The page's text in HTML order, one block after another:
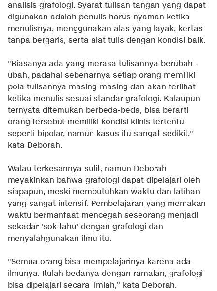
analisis grafologi. Syarat tulisan tangan yang dapat
digunakan adalah penulis harus nyaman ketika
menulisnya, menggunakan alas yang layak, kertas
tanpa bergaris, serta alat tulis dengan kondisi baik.
"Biasanya ada yang merasa tulisannya berubah-
ubah, padahal sebenarnya setiap orang memiliki
pola tulisannya masing-masing dan akan terlihat
ketika menulis sesuai standar grafologi. Kalaupun
ternyata ditemukan berbeda-beda, bisa berarti
orang tersebut memiliki kondisi klinis tertentu
seperti bipolar, namun kasus itu sangat sedikit,"
kata Deborah.
Walau terkesannya sulit, namun Deborah
meyakinkan bahwa grafologi dapat dipelajari oleh
siapapun, meski membutuhkan waktu dan latihan
yang sangat intensif. Pembelajaran yang memakan
waktu bermanfaat mencegah seseorang menjadi
sekadar 'sok tahu' dengan grafologi dan
menyalahgunakan ilmu itu.
"Semua orang bisa mempelajarinya karena ada
ilmunya. Itulah bedanya dengan ramalan, grafologi
bisa dipelajari secara ilmiah," kata Deborah.